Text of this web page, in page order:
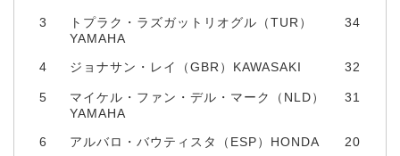
3
トプラク・ラズガットリオグル（TUR）
YAMAHA
34
4 ジョナサン・レイ（GBR）KAWASAKI 32
5
マイケル・ファン・デル・マーク（NLD）
YAMAHA
31
6 アルバロ・バウティスタ（ESP）HONDA 20